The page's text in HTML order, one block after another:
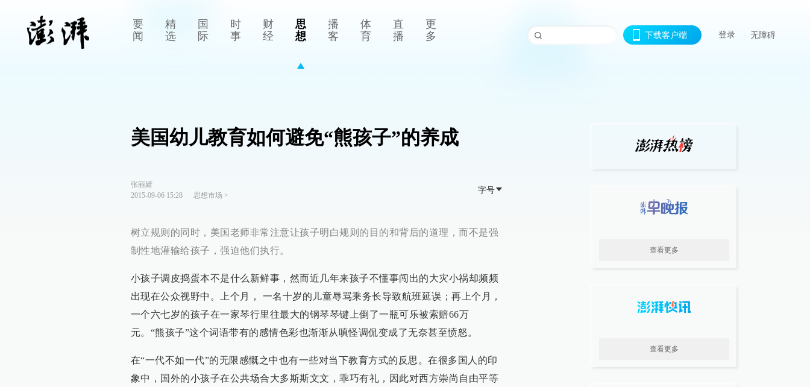
要
闻
精
选
国
际
时
事
财
经
思
想
播
客
体
育
直
播
更
多
下载客户端 登录 无障碍
美国幼儿教育如何避免“熊孩子”的养成
张丽婧
2015-09-06 15:28
思想市场 >
字号
树立规则的同时，美国老师非常注意让孩子明白规则的目的和背后的道理，而不是强
制性地灌输给孩子，强迫他们执行。
小孩子调皮捣蛋本不是什么新鲜事，然而近几年来孩子不懂事闯出的大灾小祸却频频
出现在公众视野中。上个月， 一名十岁的儿童辱骂乘务长导致航班延误；再上个月，
一个六七岁的孩子在一家琴行里往最大的钢琴琴键上倒了一瓶可乐被索赔66万
元。“熊孩子”这个词语带有的感情色彩也渐渐从嗔怪调侃变成了无奈甚至愤怒。
在“一代不如一代”的无限感慨之中也有一些对当下教育方式的反思。在很多国人的印
象中，国外的小孩子在公共场合大多斯斯文文，乖巧有礼，因此对西方崇尚自由平等
查看更多
查看更多